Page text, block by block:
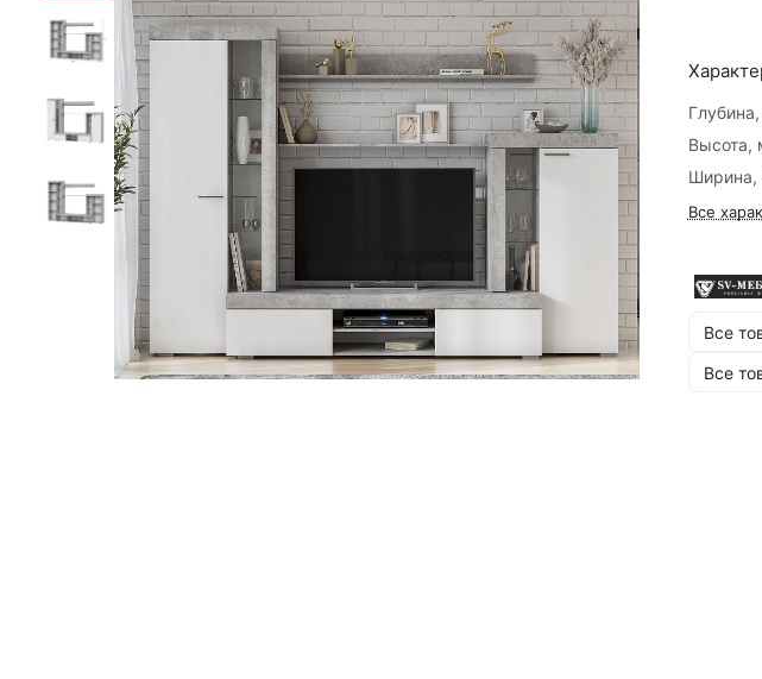
Высота,
Все
Все
Все